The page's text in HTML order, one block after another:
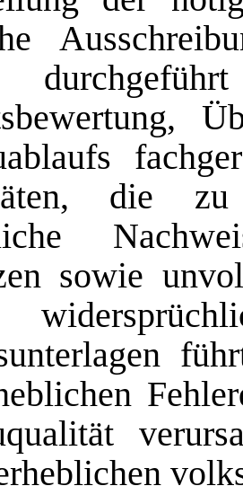
die zu
sowie